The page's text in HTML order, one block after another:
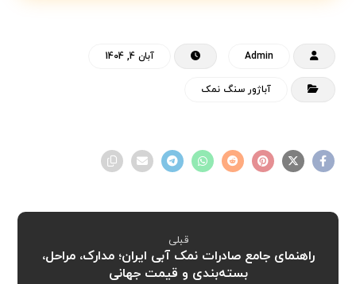
Admin آبان 4, 1404
آباژور سنگ نمک
قبلی
راهنمای جامع صادرات نمک آبی ایران؛ مدارک، مراحل،
بسته‌بندی و قیمت جهانی